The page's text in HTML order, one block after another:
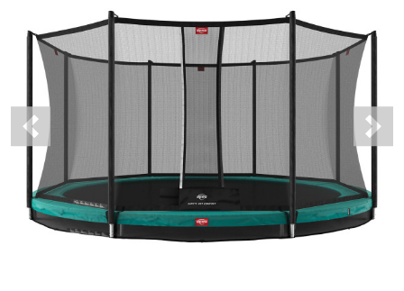
Previous Next